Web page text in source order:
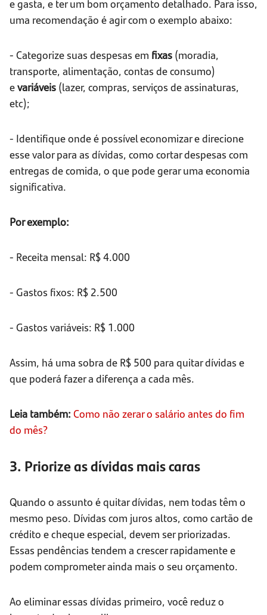
e gasta, e ter um bom orçamento detalhado. Para isso,
uma recomendação é agir com o exemplo abaixo:
- Categorize suas despesas em fixas (moradia,
transporte, alimentação, contas de consumo)
evariáveis (lazer, compras, serviços de assinaturas,
etc);
- Identifique onde é possível economizar e direcione
esse valor para as dívidas, como cortar despesas com
entregas de comida, o que pode gerar uma economia
significativa.
Por exemplo:
- Receita mensal: R$ 4.000
- Gastos fixos: R$ 2.500
- Gastos variáveis: R$ 1.000
Assim, há uma sobra de R$ 500 para quitar dívidas e
que poderá fazer a diferença a cada mês.
Leia também: Como não zerar o salário antes do fim
do mês?
3. Priorize as dívidas mais caras
Quando o assunto é quitar dívidas, nem todas têm o
mesmo peso. Dívidas com juros altos, como cartão de
crédito e cheque especial, devem ser priorizadas.
Essas pendências tendem a crescer rapidamente e
podem comprometer ainda mais o seu orçamento.
Ao eliminar essas dívidas primeiro, você reduz o